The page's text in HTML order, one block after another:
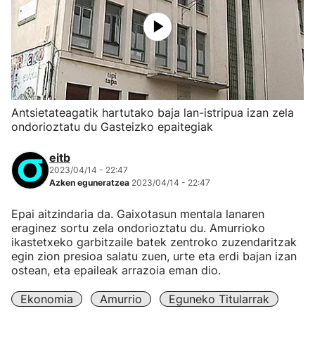
Antsietateagatik hartutako baja lan-istripua izan zela
ondorioztatu du Gasteizko epaitegiak
eitb
2023/04/14 - 22:47
Azken eguneratzea 2023/04/14 - 22:47
Epai aitzindaria da. Gaixotasun mentala lanaren
eraginez sortu zela ondorioztatu du. Amurrioko
ikastetxeko garbitzaile batek zentroko zuzendaritzak
egin zion presioa salatu zuen, urte eta erdi bajan izan
ostean, eta epaileak arrazoia eman dio.
Ekonomia Amurrio Eguneko Titularrak